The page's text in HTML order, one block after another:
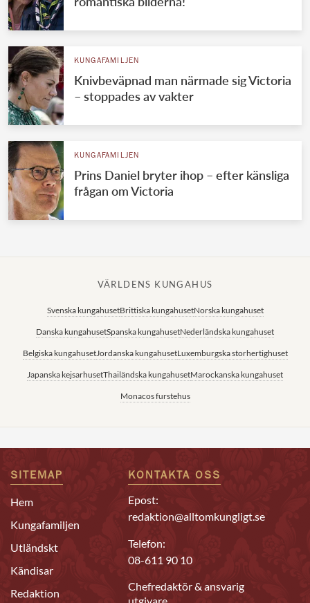
KUNGAFAMILJEN
Knivbeväpnad man närmade sig Victoria
– stoppades av vakter
KUNGAFAMILJEN
Prins Daniel bryter ihop – efter känsliga
frågan om Victoria
VÄRLDENS KUNGAHUS
Svenska kungahusetBrittiska kungahusetNorska kungahuset
Danska kungahusetSpanska kungahusetNederländska kungahuset
Belgiska kungahusetJordanska kungahusetLuxemburgska storhertighuset
Japanska kejsarhusetThailändska kungahusetMarockanska kungahuset
Monacos furstehus
SITEMAP
Hem
Kungafamiljen
Utländskt
Kändisar
Redaktion
KONTAKTA OSS
Epost:
redaktion@alltomkungligt.se
Telefon:
08-611 90 10
Chefredaktör & ansvarig